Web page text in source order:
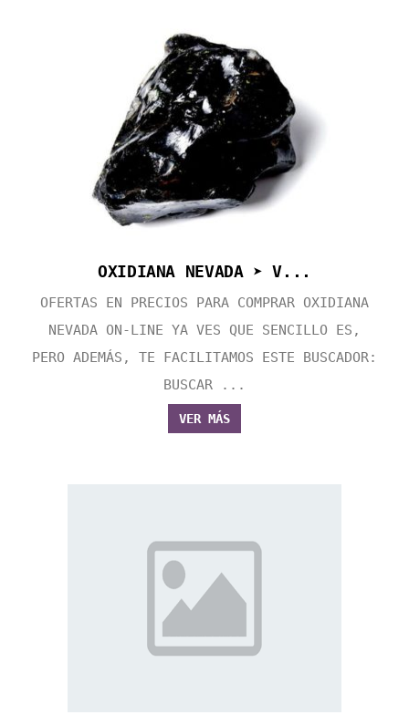
OXIDIANA NEVADA ➤ V...
OFERTAS EN PRECIOS PARA COMPRAR OXIDIANA
NEVADA ON-LINE YA VES QUE SENCILLO ES,
PERO ADEMÁS, TE FACILITAMOS ESTE BUSCADOR:
BUSCAR ...
VER MÁS